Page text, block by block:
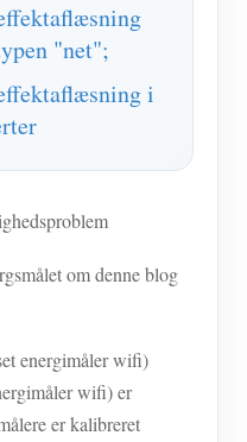
"net";
i
om denne blog
energimåler wifi)
wifi) er
er kalibreret